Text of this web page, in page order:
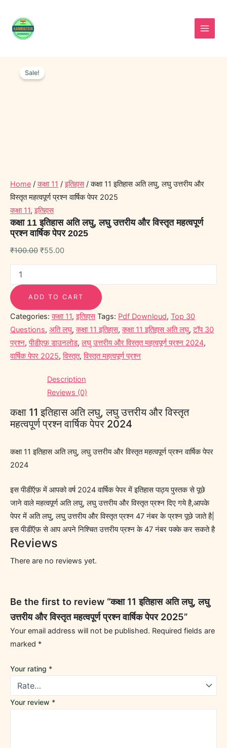
content
Sale!
Home /कक्षा 11 /इतिहास/ कक्षा 11 इतिहास अति लघु, लघु उत्तरीय और
विस्तृत महत्वपूर्ण प्रश्न वार्षिक पेपर 2025
कक्षा 11,इतिहास
कक्षा 11 इतिहास अति लघु, लघु उत्तरीय और विस्तृत महत्वपूर्ण
प्रश्न वार्षिक पेपर 2025
₹100.00
price
₹55.00
इतिहास
पेपर
2025
quantity
ADD TO CART
Categories:कक्षा 11,इतिहास Tags: Pdf Downloud, Top 30
Questions, अति लघु,कक्षा 11 इतिहास,कक्षा 11 इतिहास अति लघु,टॉप 30
प्रश्न,पीडीएफ़ डाउनलोड,लघु उत्तरीय और विस्तृत महत्वपूर्ण प्रश्न 2024,
वार्षिक पेपर 2025,विस्तृत,विस्तृत महत्वपूर्ण प्रश्न
Description
Reviews (0)
कक्षा 11 इतिहास अति लघु, लघु उत्तरीय और विस्तृत
महत्वपूर्ण प्रश्न वार्षिक पेपर 2024
कक्षा 11 इतिहास अति लघु, लघु उत्तरीय और विस्तृत महत्वपूर्ण प्रश्न वार्षिक पेपर
2024
इस पीडीऍफ़ में आपको वर्ष 2024 वार्षिक पेपर में इतिहास पाठ्य पुस्तक से पूछे
जाने वाले महत्वपूर्ण अति लघु, लघु उत्तरीय और विस्तृत प्रश्न दिए गये है,आपके
पेपर में अति लघु, लघु उत्तरीय और विस्तृत प्रश्न 47 नंबर के प्रश्न पूछे जाते है|
इस पीडीऍफ़ से आप अपने निश्चित उत्तरीय प्रश्न के 47 नंबर पक्के कर सकते है
Reviews
There are no reviews yet.
Be the first to review “कक्षा 11 इतिहास अति लघु, लघु
उत्तरीय और विस्तृत महत्वपूर्ण प्रश्न वार्षिक पेपर 2025”
Your email address will not be published. Required fields are
marked *
Your rating *
Your review *